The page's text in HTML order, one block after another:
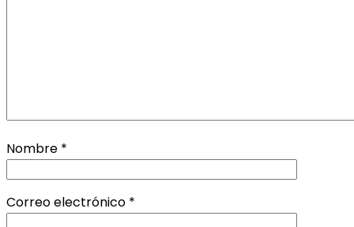
Nombre *
Correo electrónico *